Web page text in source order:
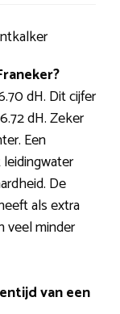
dH. Dit cijfer
dH. Zeker
Een
De
als extra
veel minder
van een